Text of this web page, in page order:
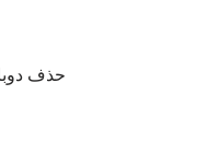
حذف